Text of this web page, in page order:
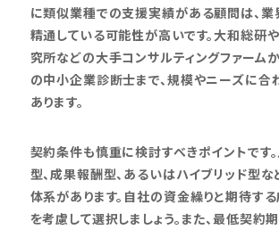
に類似業種での支援実績がある顧問は、
精通している可能性が高いです。大和総研
究所などの大手コンサルティングファーム
の中小企業診断士まで、規模やニーズに合
あります。
契約条件も慎重に検討すべきポイントです
型、成果報酬型、あるいはハイブリッド型な
体系があります。自社の資金繰りと期待す
を考慮して選択しましょう。また、最低契約